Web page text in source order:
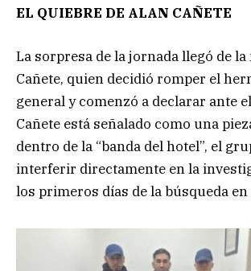
EL QUIEBRE DE ALAN CAÑETE
La sorpresa de la jornada llegó de
Cañete, quien decidió romper el
general y comenzó a declarar ante
Cañete está señalado como una
dentro de la “banda del hotel”, el
interferir directamente en la
los primeros días de la búsqueda